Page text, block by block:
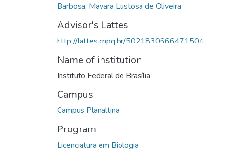
Barbosa, Mayara Lustosa de Oliveira
Advisor's Lattes
http://lattes.cnpq.br/5021830666471504
Name of institution
Instituto Federal de Brasília
Campus
Campus Planaltina
Program
Licenciatura em Biologia